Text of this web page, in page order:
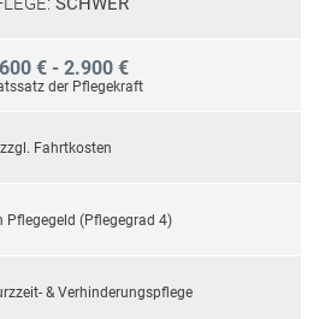
€ - 2.900 €
der Pflegekraft
zzgl. Fahrtkosten
Pflegegeld (Pflegegrad 4)
& Verhinderungspflege